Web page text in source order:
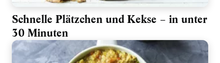
Schnelle Plätzchen und Kekse – in unter
30 Minuten